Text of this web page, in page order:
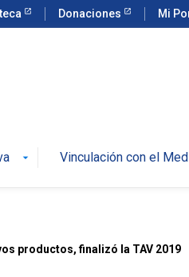
Donaciones Mi
arrow_drop_down Vinculación con el
productos, finalizó la TAV 2019